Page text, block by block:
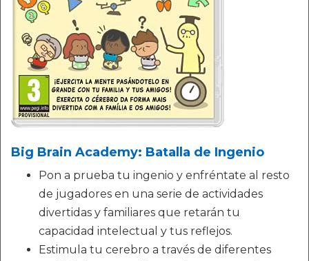
Big Brain Academy: Batalla de Ingenio
Pon a prueba tu ingenio y enfréntate al resto
de jugadores en una serie de actividades
divertidas y familiares que retarán tu
capacidad intelectual y tus reflejos.
Estimula tu cerebro a través de diferentes